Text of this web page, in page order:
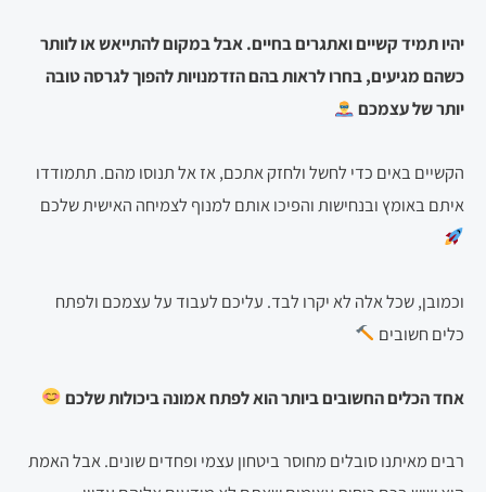
יהיו תמיד קשיים ואתגרים בחיים. אבל במקום להתייאש או לוותר
כשהם מגיעים, בחרו לראות בהם הזדמנויות להפוך לגרסה טובה
יותר של עצמכם
הקשיים באים כדי לחשל ולחזק אתכם, אז אל תנוסו מהם. תתמודדו
איתם באומץ ובנחישות והפיכו אותם למנוף לצמיחה האישית שלכם
וכמובן, שכל אלה לא יקרו לבד. עליכם לעבוד על עצמכם ולפתח
כלים חשובים
אחד הכלים החשובים ביותר הוא לפתח אמונה ביכולות שלכם
רבים מאיתנו סובלים מחוסר ביטחון עצמי ופחדים שונים. אבל האמת